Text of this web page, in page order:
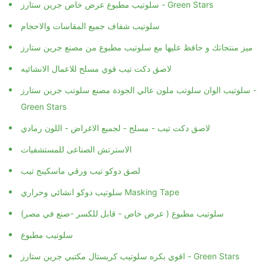
سلوتيب مطبوع عرض خاص جرين ستارز - Green Stars
سلوتيب شفاف جميع المقاسات والاحجام
ميز منتجاتك و حافظ عليها مع سلوتيب مطبوع من مصنع جرين ستارز
لاصق دكت تيب قوي مسلح للاعمال الانشائيه
سلوتيب الوان سلوتب ملون عالي الجودة مصنع سلوتب جرين ستارز -
Green Stars
لاصق دكت تيب - مسلح - لجميع الاغراض - اللون رمادي
الاسترتش الصناعى للمستشفيات
لصق دوكو تيب ورقي ماسكينج تيب
سلوتيب دوكو انشائي وحراري Masking Tape
سلوتيب مطبوع ( عرض خاص - قابل للكسر -صنع في مصر)
سلوتيب مطبوع
اقوي بكره سلوتيب كريستال مكتبي جرين ستارز - Green Stars